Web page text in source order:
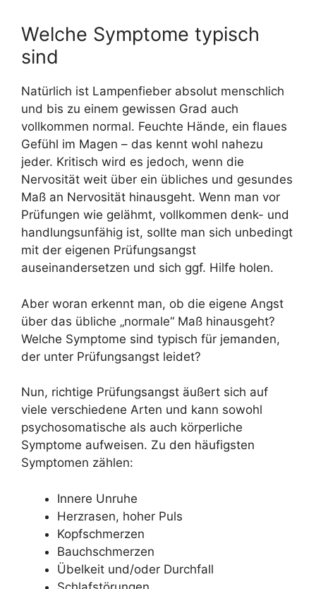
Welche Symptome typisch
sind
Natürlich ist Lampenfieber absolut menschlich
und bis zu einem gewissen Grad auch
vollkommen normal. Feuchte Hände, ein flaues
Gefühl im Magen – das kennt wohl nahezu
jeder. Kritisch wird es jedoch, wenn die
Nervosität weit über ein übliches und gesundes
Maß an Nervosität hinausgeht. Wenn man vor
Prüfungen wie gelähmt, vollkommen denk- und
handlungsunfähig ist, sollte man sich unbedingt
mit der eigenen Prüfungsangst
auseinandersetzen und sich ggf. Hilfe holen.
Aber woran erkennt man, ob die eigene Angst
über das übliche „normale“ Maß hinausgeht?
Welche Symptome sind typisch für jemanden,
der unter Prüfungsangst leidet?
Nun, richtige Prüfungsangst äußert sich auf
viele verschiedene Arten und kann sowohl
psychosomatische als auch körperliche
Symptome aufweisen. Zu den häufigsten
Symptomen zählen:
Innere Unruhe
Herzrasen, hoher Puls
Kopfschmerzen
Bauchschmerzen
Übelkeit und/oder Durchfall